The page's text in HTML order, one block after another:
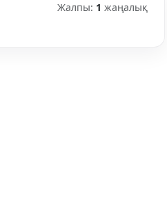
Жалпы: 1 жаңалық